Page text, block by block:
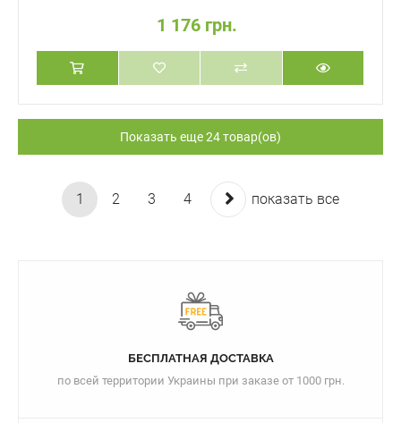
1 176 грн.
Показать еще 24 товар(ов)
1 2 3 4 показать все
БЕСПЛАТНАЯ ДОСТАВКА
по всей территории Украины при заказе от 1000 грн.